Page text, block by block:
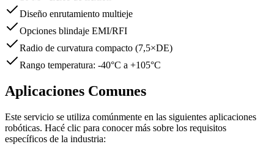
Diseño enrutamiento multieje
Opciones blindaje EMI/RFI
Radio de curvatura compacto (7,5×DE)
Rango temperatura: -40°C a +105°C
Aplicaciones Comunes
Este servicio se utiliza comúnmente en las siguientes aplicaciones
robóticas. Hacé clic para conocer más sobre los requisitos
específicos de la industria: